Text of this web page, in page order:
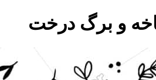
و برگ درخت